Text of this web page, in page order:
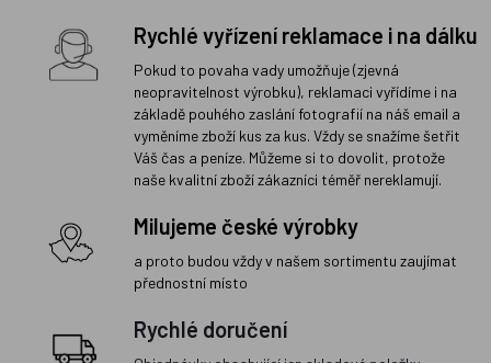
Rychlé vyřízení reklamace i na dálku
Pokud to povaha vady umožňuje (zjevná
neopravitelnost výrobku), reklamaci vyřídíme i na
základě pouhého zaslání fotografií na náš email a
vyměníme zboží kus za kus. Vždy se snažíme šetřit
Váš čas a peníze. Můžeme si to dovolit, protože
naše kvalitní zboží zákazníci téměř nereklamují.
Milujeme české výrobky
a proto budou vždy v našem sortimentu zaujímat
přednostní místo
Rychlé doručení